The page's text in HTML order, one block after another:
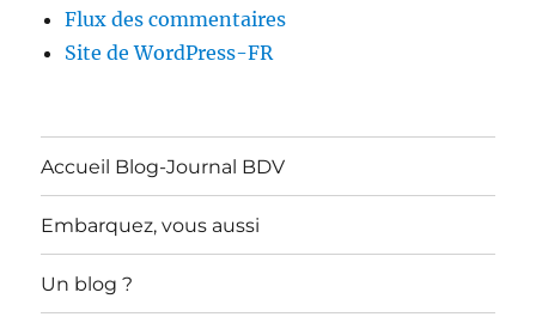
Flux des commentaires
Site de WordPress-FR
Accueil Blog-Journal BDV
Embarquez, vous aussi
Un blog ?